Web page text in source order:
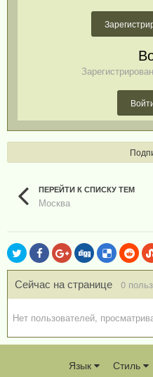
ПЕРЕЙТИ К СПИСКУ ТЕМ
Москва
Сейчас на странице 0
Нет пользователей,
Язык Стиль